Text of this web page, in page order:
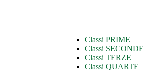
Classi PRIME
Classi SECONDE
Classi TERZE
Classi QUARTE